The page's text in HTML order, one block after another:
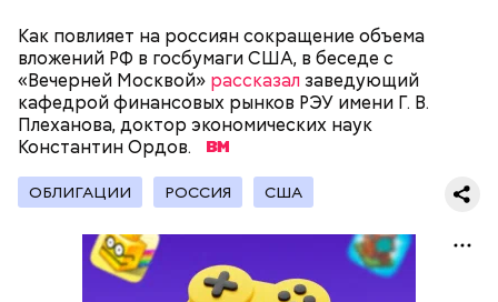
Как повлияет на россиян сокращение объема
вложений РФ в госбумаги США, в беседе с
«Вечерней Москвой» рассказалзаведующий
кафедрой финансовых рынков РЭУ имени Г. В.
Плеханова, доктор экономических наук
Константин Ордов.
ОБЛИГАЦИИ РОССИЯ США
Собеседник «Вечерней Москвы» отметил, что еще
несколько лет назад о таких походах даже мечтать
ситуация с точки зрения ядерного оружия, оружия
массового уничтожения. Проблемы экологии и
сохранения природы тоже стоят остро.